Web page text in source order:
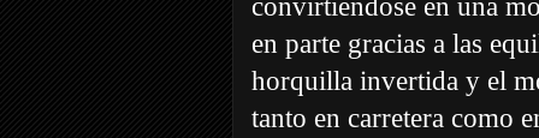
convirtiéndose en una
en parte gracias a las
horquilla invertida y el
tanto en carretera como